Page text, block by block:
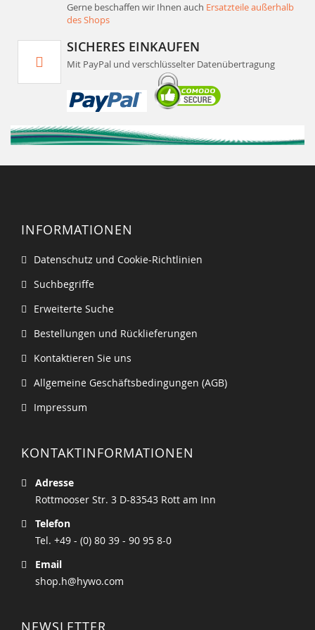
Gerne beschaffen wir Ihnen auch Ersatzteile außerhalb
des Shops
SICHERES EINKAUFEN
Mit PayPal und verschlüsselter Datenübertragung
INFORMATIONEN
Datenschutz und Cookie-Richtlinien
Suchbegriffe
Erweiterte Suche
Bestellungen und Rücklieferungen
Kontaktieren Sie uns
Allgemeine Geschäftsbedingungen (AGB)
Impressum
KONTAKTINFORMATIONEN
Adresse
Rottmooser Str. 3 D-83543 Rott am Inn
Telefon
Tel. +49 - (0) 80 39 - 90 95 8-0
Email
shop.h@hywo.com
NEWSLETTER